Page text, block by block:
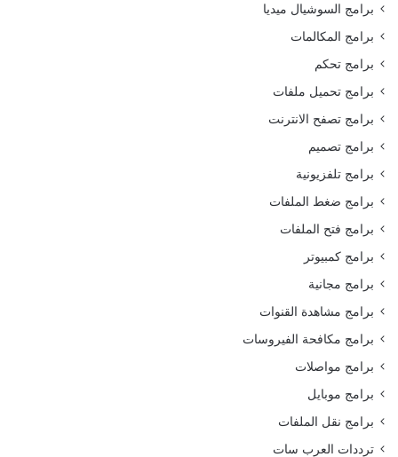
برامج السوشيال ميديا
برامج المكالمات
برامج تحكم
برامج تحميل ملفات
برامج تصفح الانترنت
برامج تصميم
برامج تلفزيونية
برامج ضغط الملفات
برامج فتح الملفات
برامج كمبيوتر
برامج مجانية
برامج مشاهدة القنوات
برامج مكافحة الفيروسات
برامج مواصلات
برامج موبايل
برامج نقل الملفات
ترددات العرب سات